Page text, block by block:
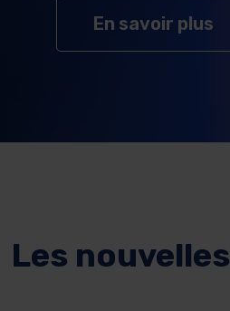
En savoir plus
Les nouvelles